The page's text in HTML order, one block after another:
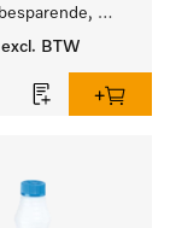
reiniging van
excl. BTW